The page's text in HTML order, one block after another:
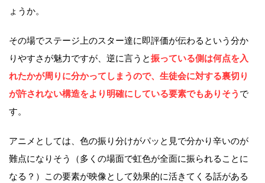
ょうか。
その場でステージ上のスター達に即評価が伝わるという分か
りやすさが魅力ですが、逆に言うと振っている側は何点を入
れたかが周りに分かってしまうので、生徒会に対する裏切り
が許されない構造をより明確にしている要素でもありそう で
す。
アニメとしては、色の振り分けがパッと見で分かり辛いのが
難点になりそう（多くの場面で虹色が全面に振られることに
なる？）この要素が映像として効果的に活きてくる話がある